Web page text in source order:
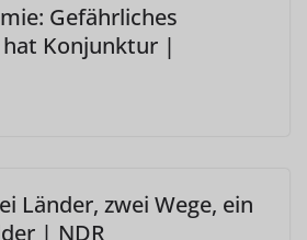
Gefährliches
Konjunktur |
Länder, zwei Wege, ein
| NDR